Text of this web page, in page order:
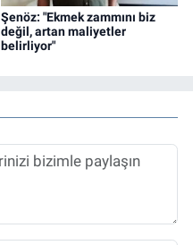
Şenöz: "Ekmek zammını biz
değil, artan maliyetler
belirliyor"